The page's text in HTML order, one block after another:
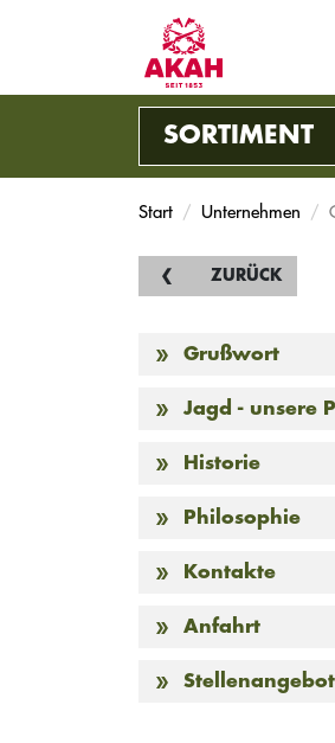
SORTIMENT
Start Unternehmen
ZURÜCK
Grußwort
Jagd - unsere
Historie
Philosophie
Kontakte
Anfahrt